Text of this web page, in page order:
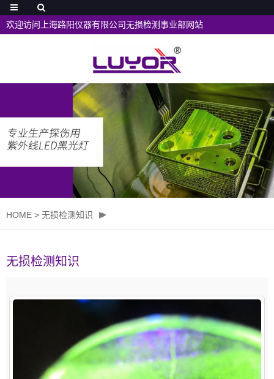
欢迎访问上海路阳仪器有限公司无损检测事业部网站
HOME > 无损检测知识
无损检测知识